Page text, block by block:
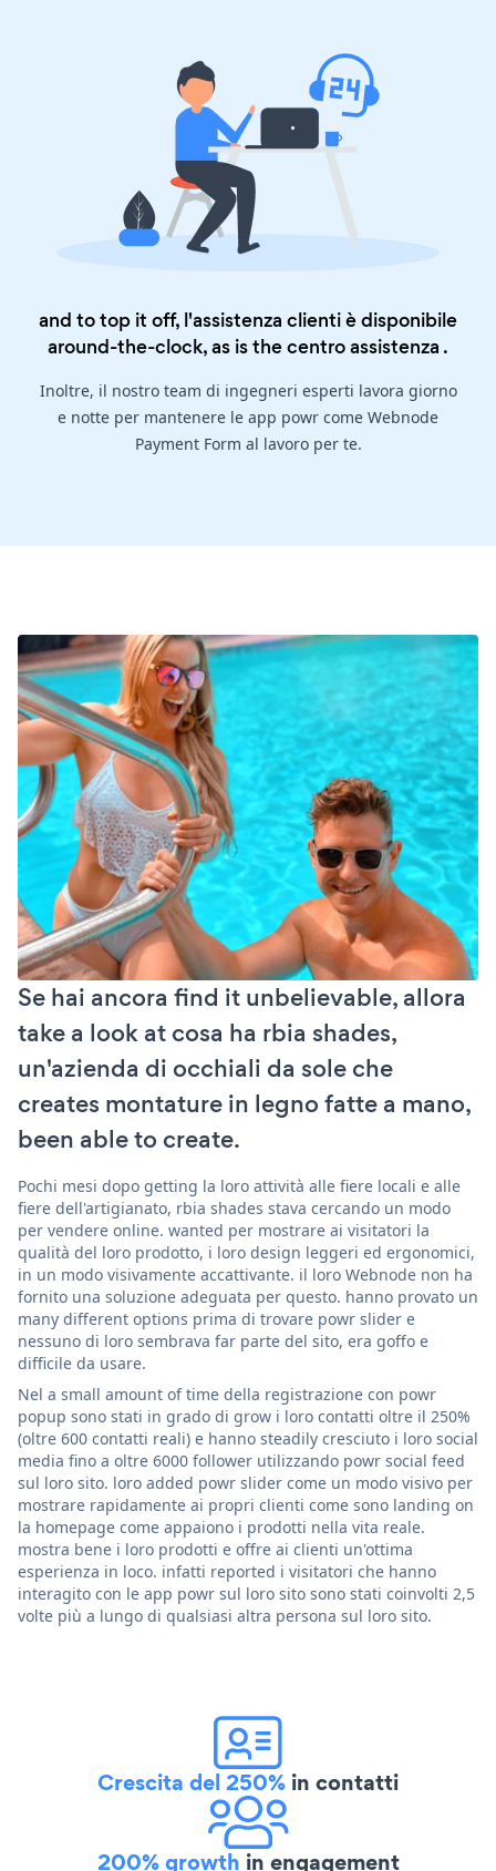
and to top it off, l'assistenza clienti è disponibile
around-the-clock, as is thecentro assistenza .
Inoltre, il nostro team di ingegneri esperti lavora giorno
e notte per mantenere le app powr come Webnode
Payment Form al lavoro per te.
Se hai ancora find it unbelievable, allora
take a look at cosa ha rbia shades,
un'azienda di occhiali da sole che
creates montature in legno fatte a mano,
been able to create.
Pochi mesi dopo getting la loro attività alle fiere locali e alle
fiere dell'artigianato, rbia shades stava cercando un modo
per vendere online. wanted per mostrare ai visitatori la
qualità del loro prodotto, i loro design leggeri ed ergonomici,
in un modo visivamente accattivante. il loro Webnode non ha
fornito una soluzione adeguata per questo. hanno provato un
many different options prima di trovare powr slider e
nessuno di loro sembrava far parte del sito, era goffo e
difficile da usare.
Nel a small amount of time della registrazione con powr
popup sono stati in grado di grow i loro contatti oltre il 250%
(oltre 600 contatti reali) e hanno steadily cresciuto i loro social
media fino a oltre 6000 follower utilizzando powr social feed
sul loro sito. loro added powr slider come un modo visivo per
mostrare rapidamente ai propri clienti come sono landing on
la homepage come appaiono i prodotti nella vita reale.
mostra bene i loro prodotti e offre ai clienti un'ottima
esperienza in loco. infatti reported i visitatori che hanno
interagito con le app powr sul loro sito sono stati coinvolti 2,5
volte più a lungo di qualsiasi altra persona sul loro sito.
Crescita del 250% in contatti
200% growth in engagement